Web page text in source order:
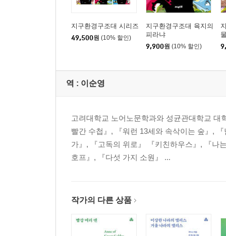
지구환경구조대 시리즈
49,500원 (10% 할인)
지구환경구조대 육지의
피라냐
9,900원 (10% 할인)
역 : 이순영
고려대학교 노어노문학과와 성균관대학교
빨간 수첩』, 『워런 13세와 속삭이는 숲』,
가』, 『고독의 위로』 『키친하우스』, 『나
호프』, 『다섯 가지 소원』 ...
작가의 다른 상품